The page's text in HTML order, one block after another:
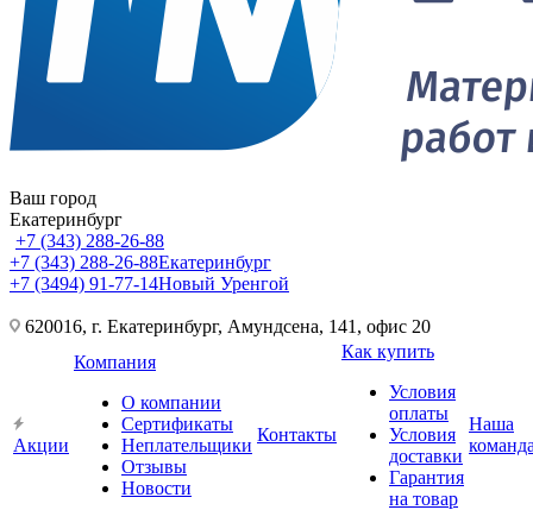
Ваш город
Екатеринбург
+7 (343) 288-26-88
+7 (343) 288-26-88Екатеринбург
+7 (3494) 91-77-14Новый Уренгой
620016, г. Екатеринбург, Амундсена, 141, офис 20
Акции
Компания
О компании
Сертификаты
Неплательщики
Отзывы
Новости
Контакты
Как купить
Условия
оплаты
Условия
доставки
Гарантия
на товар
Наша